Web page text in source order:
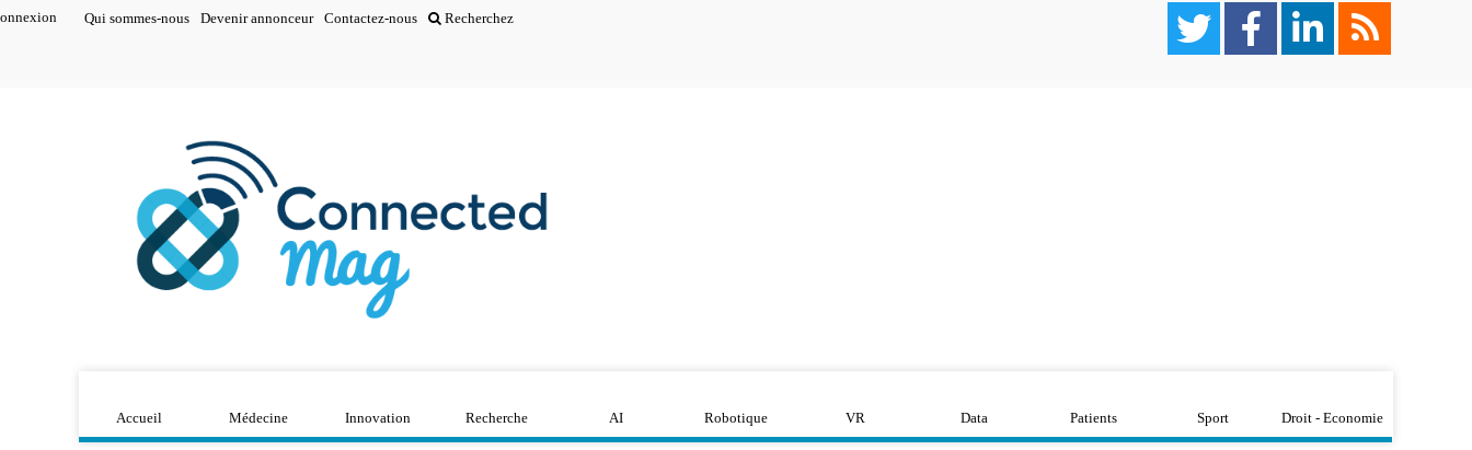
Qui sommes-nous Devenir annonceur Contactez-nous Recherchez
Accueil Médecine Innovation Recherche AI Robotique VR Data Patients Sport Droit - Economie